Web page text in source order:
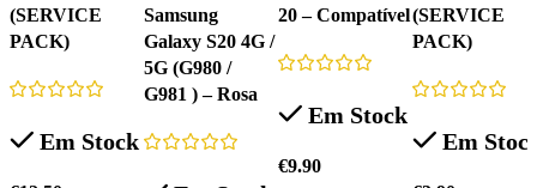
(SERVICE
PACK)
Em Stock
Samsung
Galaxy S20 4G /
5G (G980 /
G981 ) – Rosa
20 – Compatível
Em Stock
€9.90
(SERVICE
PACK)
Em